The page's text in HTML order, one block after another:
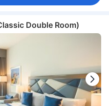
Double Room)